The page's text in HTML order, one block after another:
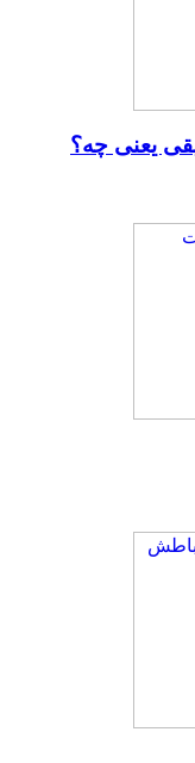
یعنی چه؟